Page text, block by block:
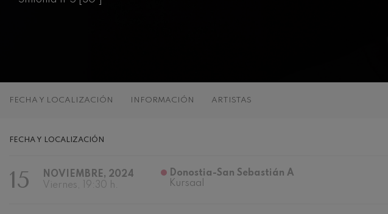
FECHA Y LOCALIZACIÓN INFORMACIÓN ARTISTAS
FECHA Y LOCALIZACIÓN
15
NOVIEMBRE, 2024
Viernes, 19:30 h.
Donostia-San Sebastián A
Kursaal
J. C. Arriaga: Los esclavos felices. Obertura
El cant dels ocells